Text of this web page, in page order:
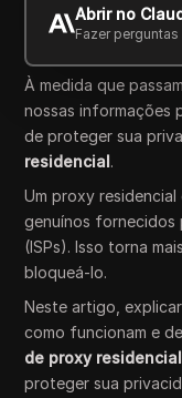
Abrir no
Fazer
Copy Link
À medida que
nossas informações
de proteger sua
residencial.
Um proxy
genuínos fornecidos
(ISPs). Isso torna
bloqueá-lo.
Neste artigo,
como funcionam e
de proxy
proteger sua